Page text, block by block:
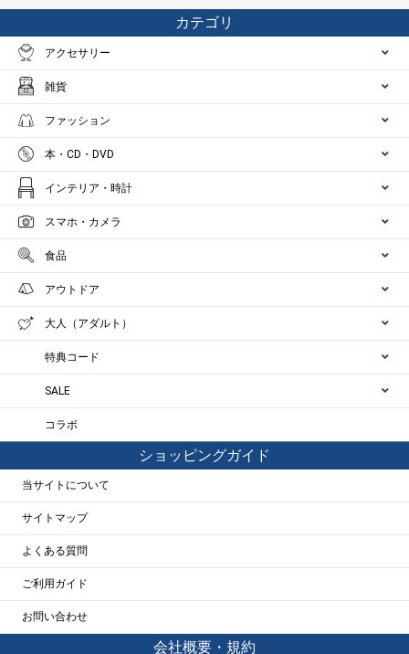
カテゴリ
アクセサリー
雑貨
ファッション
本・CD・DVD
インテリア・時計
スマホ・カメラ
食品
アウトドア
大人（アダルト）
特典コード
SALE
コラボ
ショッピングガイド
当サイトについて
サイトマップ
よくある質問
ご利用ガイド
お問い合わせ
会社概要・規約